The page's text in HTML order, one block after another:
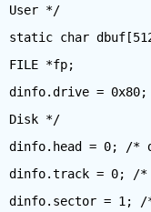
User */
static char
FILE *fp;
dinfo.drive =
Disk */
dinfo.head = 0; /*
dinfo.track = 0; /*
dinfo.sector = 1; /